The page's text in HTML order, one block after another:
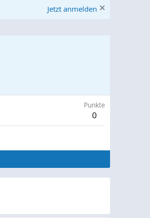
Jetzt anmelden
Punkte
0